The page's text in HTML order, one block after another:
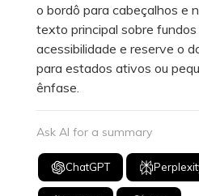
o bordô para cabeçalhos e
texto principal sobre fundos
acessibilidade e reserve o
para estados ativos ou
ênfase.
Ask AI for a summary
ChatGPT